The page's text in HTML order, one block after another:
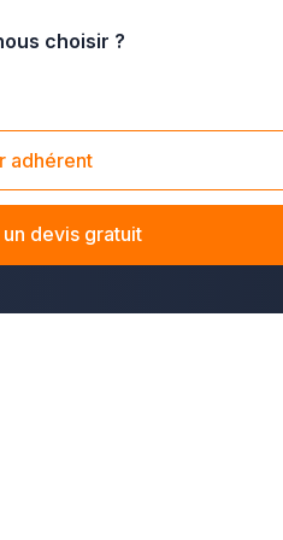
choisir ?
adhérent
devis gratuit
pro vous met en relation
extérieurs,les